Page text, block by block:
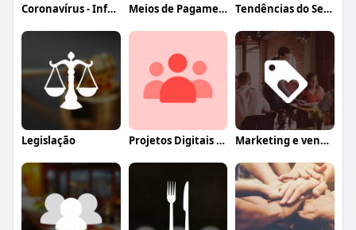
Coronavírus - Informação, orientação e a Meios de Pagamento Tendências do Setor
Legislação Projetos Digitais Abrasel Marketing e vendas